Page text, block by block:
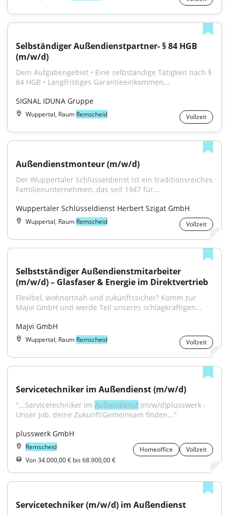
Selbständiger Außendienstpartner- § 84 HGB
(m/w/d)
Dein Aufgabengebiet • Eine selbständige Tätigkeit nach §
84 HGB • Langfristiges Garantieeinkommen...
SIGNAL IDUNA Gruppe
Wuppertal, Raum Remscheid Vollzeit
Außendienstmonteur (m/w/d)
Der Wuppertaler Schlüsseldienst ist ein traditionsreiches
Familienunternehmen, das seit 1947 für...
Wuppertaler Schlüsseldienst Herbert Szigat GmbH
Wuppertal, Raum Remscheid Vollzeit
Selbstständiger Außendienstmitarbeiter
(m/w/d) – Glasfaser & Energie im Direktvertrieb
Flexibel, wohnortnah und zukunftssicher? Komm zur
Majvi GmbH und werde Teil unseres schlagkräftigen...
Majvi GmbH
Wuppertal, Raum Remscheid Vollzeit
Servicetechniker im Außendienst (m/w/d)
"...Servicetechniker im Außendienst (m/w/d)plusswerk -
Unser Job, deine Zukunft!Gemeinsam finden..."
plusswerk GmbH
Remscheid Homeoffice
Vollzeit
Von 34.000,00 € bis 68.900,00 €
Servicetechniker (m/w/d) im Außendienst